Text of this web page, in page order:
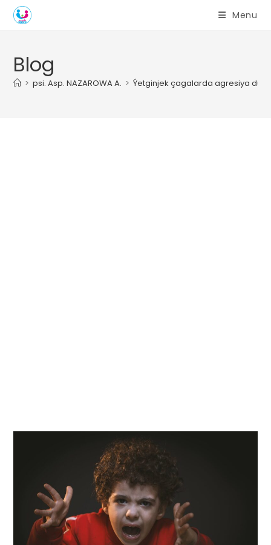
Skip
Menu
Blog
> psi. Asp. NAZAROWA A. > Ýetginjek çagalarda agresiya